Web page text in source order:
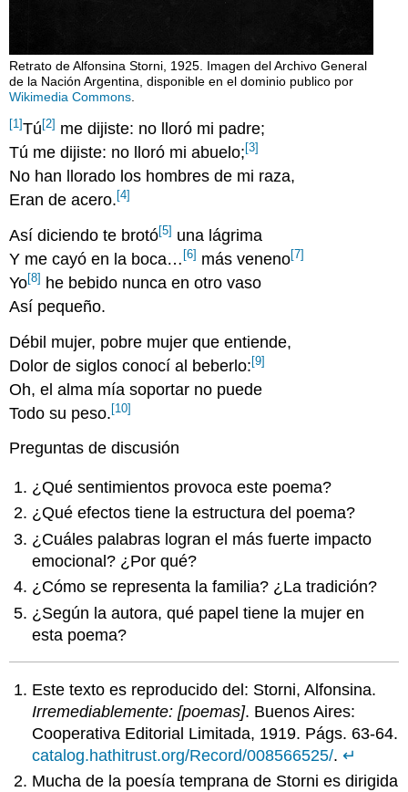
Retrato de Alfonsina Storni, 1925. Imagen del Archivo General
de la Nación Argentina, disponible en el dominio publico por
Wikimedia Commons.
[1]Tú [2] me dijiste: no lloró mi padre;
Tú me dijiste: no lloró mi abuelo; [3]
No han llorado los hombres de mi raza,
Eran de acero. [4]
Así diciendo te brotó[5] una lágrima
Y me cayó en la boca… [6] más veneno[7]
Yo[8] he bebido nunca en otro vaso
Así pequeño.
Débil mujer, pobre mujer que entiende,
Dolor de siglos conocí al beberlo: [9]
Oh, el alma mía soportar no puede
Todo su peso. [10]
Preguntas de discusión
¿Qué sentimientos provoca este poema?
¿Qué efectos tiene la estructura del poema?
¿Cuáles palabras logran el más fuerte impacto
emocional? ¿Por qué?
¿Cómo se representa la familia? ¿La tradición?
¿Según la autora, qué papel tiene la mujer en
esta poema?
Este texto es reproducido del: Storni, Alfonsina.
Irremediablemente: [poemas]. Buenos Aires:
Cooperativa Editorial Limitada, 1919. Págs. 63-64.
catalog.hathitrust.org/Record/008566525/.↵
Mucha de la poesía temprana de Storni es dirigida